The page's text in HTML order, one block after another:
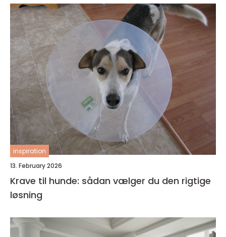
inspiration
13. February 2026
Krave til hunde: sådan vælger du den rigtige
løsning